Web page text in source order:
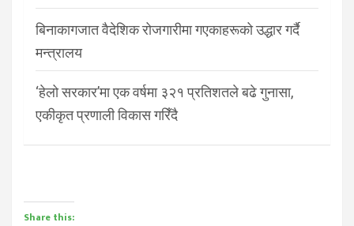
बिनाकागजात वैदेशिक रोजगारीमा गएकाहरूको उद्धार गर्दै
मन्त्रालय
‘हेलो सरकार’मा एक वर्षमा ३२१ प्रतिशतले बढे गुनासा,
एकीकृत प्रणाली विकास गरिँदै
Share this: